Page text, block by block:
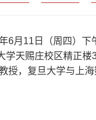
6月11日（周四）下
学天赐庄校区精正楼
授，复旦大学与上